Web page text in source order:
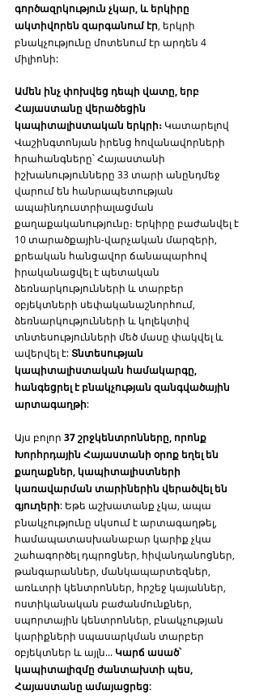
գործազրկություն չկար, և երկիրը
ակտիվորեն զարգանում էր, երկրի
բնակչությունը մոտենում էր արդեն 4
միլիոնի:
Ամեն ինչ փոխվեց դեպի վատը, երբ
Հայաստանը վերածեցին
կապիտալիստական երկրի։ Կատարելով
Վաշինգտոնյան իրենց հովանավորների
հրահանգները՝ Հայաստանի
իշխանությունները 33 տարի անընդմեջ
վարում են հանրապետության
ապաինդուստրիալացման
քաղաքականությունը։ Երկիրը բաժանվել է
10 տարածքային-վարչական մարզերի,
քրեական հանցավոր ճանապարհով
իրականացվել է պետական
ձեռնարկությունների և տարբեր
օբյեկտների սեփականաշնորհում,
ձեռնարկությունների և կոլեկտիվ
տնտեսությունների մեծ մասը փակվել և
ավերվել է: Տնտեսության
կապիտալիստական համակարգը,
հանգեցրել է բնակչության զանգվածային
արտագաղթի:
Այս բոլոր 37 շրջկենտրոնները, որոնք
Խորհրդային Հայաստանի օրոք եղել են
քաղաքներ, կապիտալիստների
կառավարման տարիներին վերածվել են
գյուղերի: Եթե աշխատանք չկա, ապա
բնակչությունը սկսում է արտագաղթել,
համապատասխանաբար կարիք չկա
շահագործել դպրոցներ, հիվանդանոցներ,
թանգարաններ, մանկապարտեզներ,
առևտրի կենտրոններ, հրշեջ կայաններ,
ոստիկանական բաժանմունքներ,
սպորտային կենտրոններ, բնակչության
կարիքների սպասարկման տարբեր
օբյեկտներ և այլն... Կարճ ասած՝
կապիտալիզմը ժանտախտի պես,
Հայաստանը ամայացրեց: